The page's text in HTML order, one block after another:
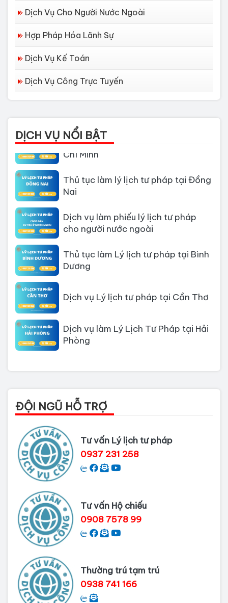
Dịch Vụ Cho Người Nước Ngoài
Hợp Pháp Hóa Lãnh Sự
Dịch Vụ Kế Toán
Dịch Vụ Công Trực Tuyến
DỊCH VỤ NỔI BẬT
Dịch vụ làm Lý lịch tư pháp tại Đà
Thủ tục làm Lý Lịch Tư Pháp tại Hồ
Thủ tục làm lý lịch tư pháp tại Đồng
Nai
Dịch vụ làm phiếu lý lịch tư pháp
cho người nước ngoài
Thủ tục làm Lý lịch tư pháp tại Bình
Dương
Dịch vụ Lý lịch tư pháp tại Cần Thơ
Dịch vụ làm Lý Lịch Tư Pháp tại Hải
Phòng
Nẵng
Thủ tục làm Lý Lịch Tư Pháp tại Hồ
Chí Minh
Thủ tục làm lý lịch tư pháp tại Đồng
Nai
Dịch vụ làm phiếu lý lịch tư pháp
Thủ tục làm Lý lịch tư pháp tại Bình
Dương
ĐỘI NGŨ HỖ TRỢ
Tư vấn Lý lịch tư pháp
0937 231 258
Tư vấn Hộ chiếu
0908 7578 99
Thường trú tạm trú
0938 741 166